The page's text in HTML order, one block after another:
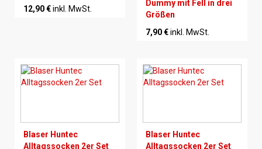
12,90 €inkl. MwSt.
Dummy mit Fell in drei
Größen
7,90 €inkl. MwSt.
Blaser Huntec
Alltagssocken 2er Set
Blaser Huntec
Alltagssocken 2er Set